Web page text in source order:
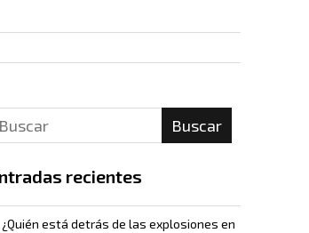
Buscar
recientes
¿Quién está detrás de las explosiones en